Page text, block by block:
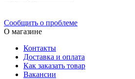
Сообщить о проблеме
О магазине
Контакты
Доставка и оплата
Как заказать товар
Вакансии